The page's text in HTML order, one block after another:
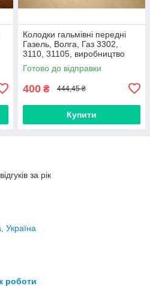
Колодки гальмівні передні
Газель, Волга, Газ 3302,
3110, 31105, виробництво
Best, Україна
Готово до відправки
400 ₴ 444,45 ₴
Купити
за рік
Україна
роботи